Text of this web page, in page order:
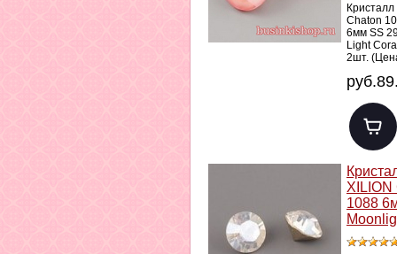
Chaton
6мм SS
Light
2шт.
XILION
1088